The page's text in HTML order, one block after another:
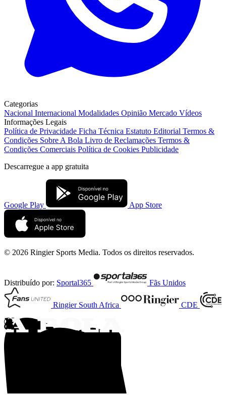
Categorias
Nacional Internacional Modalidades Opinião Mercado Vídeos
Informações Legais
Política de Privacidade Ficha Técnica Estatuto Editorial Termos &
Condições Sobre A Bola Livro de Reclamações Termos &
Condições Comerciais Política de Cookies Publicidade
Descarregue a app gratuita
Google Play App Store
© 2026 Ringier Sports Media. Todos os direitos reservados.
Distribuído por: Sportal365 Fãs Unidos
Ringier South Africa CDE